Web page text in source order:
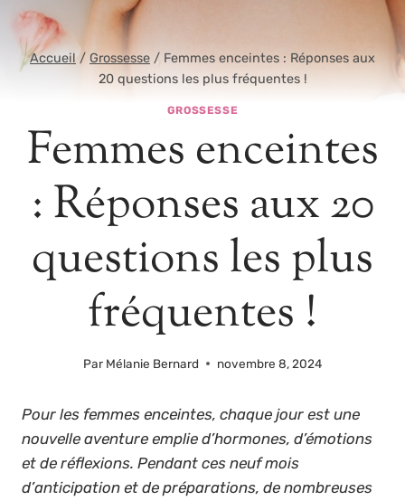
Accueil / Grossesse / Femmes enceintes : Réponses aux
20 questions les plus fréquentes !
GROSSESSE
Femmes enceintes
: Réponses aux 20
questions les plus
fréquentes !
Par Mélanie Bernard novembre 8, 2024
Pour les femmes enceintes, chaque jour est une
nouvelle aventure emplie d’hormones, d’émotions
et de réflexions. Pendant ces neuf mois
d’anticipation et de préparations, de nombreuses